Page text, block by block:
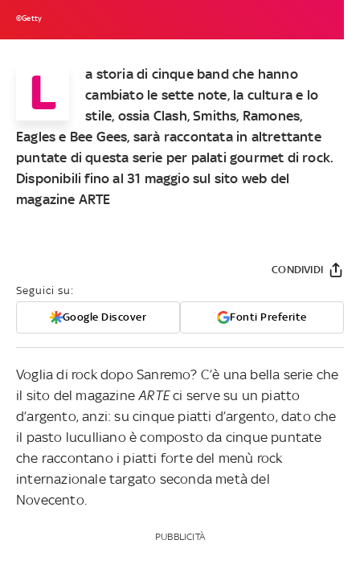
©Getty
L
a storia di cinque band che hanno
cambiato le sette note, la cultura e lo
stile, ossia Clash, Smiths, Ramones,
Eagles e Bee Gees, sarà raccontata in altrettante
puntate di questa serie per palati gourmet di rock.
Disponibili fino al 31 maggio sul sito web del
magazine ARTE
Seguici su:
Google Discover Fonti Preferite
CONDIVIDI
Voglia di rock dopo Sanremo? C’è una bella serie che
il sito del magazineARTEci serve su un piatto
d’argento, anzi: su cinque piatti d’argento, dato che
il pasto luculliano è composto da cinque puntate
che raccontano i piatti forte del menù rock
internazionale targato seconda metà del
Novecento.
PUBBLICITÀ